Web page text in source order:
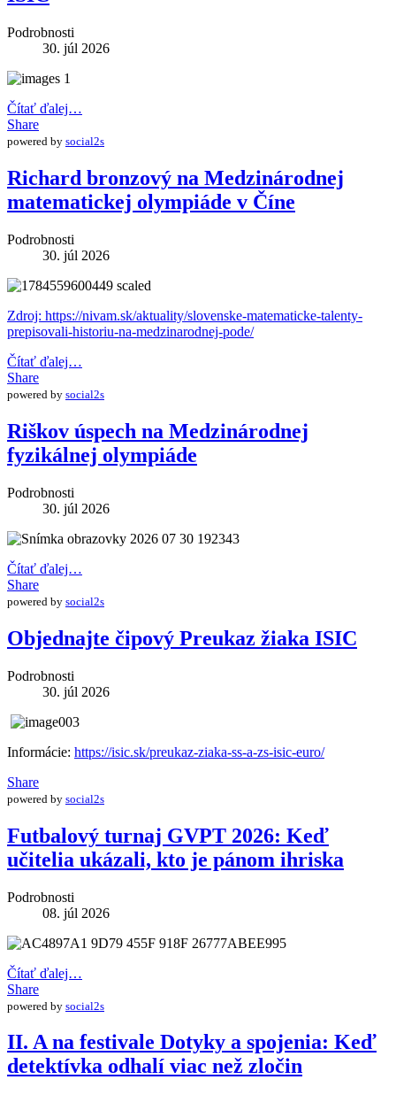
Podrobnosti
30. júl 2026
Čítať ďalej…
Share
powered by social2s
Richard bronzový na Medzinárodnej
matematickej olympiáde v Číne
Podrobnosti
30. júl 2026
Zdroj: https://nivam.sk/aktuality/slovenske-matematicke-talenty-
prepisovali-historiu-na-medzinarodnej-pode/
Čítať ďalej…
Share
powered by social2s
Riškov úspech na Medzinárodnej
fyzikálnej olympiáde
Podrobnosti
30. júl 2026
Čítať ďalej…
Share
powered by social2s
Objednajte čipový Preukaz žiaka ISIC
Podrobnosti
30. júl 2026
Informácie: https://isic.sk/preukaz-ziaka-ss-a-zs-isic-euro/
Share
powered by social2s
Futbalový turnaj GVPT 2026: Keď
učitelia ukázali, kto je pánom ihriska
Podrobnosti
08. júl 2026
Čítať ďalej…
Share
powered by social2s
II. A na festivale Dotyky a spojenia: Keď
detektívka odhalí viac než zločin